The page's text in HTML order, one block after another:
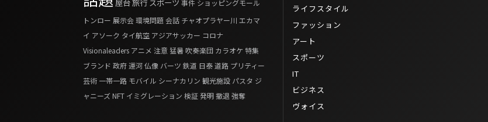
屋台旅行 スポーツ 事件 ショッピングモール
トンロー 展示会環境問題会話 チャオプラヤー川 エカマ
イ アソーク タイ航空 アジアサッカー コロナ
Visionaleaders アニメ 注意 猛暑吹奏楽団 カラオケ 特集
ブランド 政府運河仏像 バーツ 鉄道 日泰道路 プリティー
芸術 一帯一路 モバイル シーナカリン 観光施設 パスタ ジ
ャニーズNFT イミグレーション 検証発明撤退強奪
ライフスタイル
ファッション
アート
スポーツ
IT
ビジネス
ヴォイス